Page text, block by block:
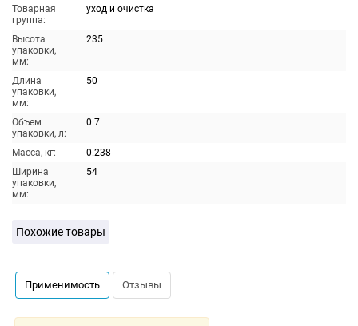
Товарная
группа:
уход и очистка
Высота
упаковки,
мм:
235
Длина
упаковки,
мм:
50
Объем
упаковки, л:
0.7
Масса, кг:
0.238
Ширина
упаковки,
мм:
54
Похожие товары
Применимость Отзывы